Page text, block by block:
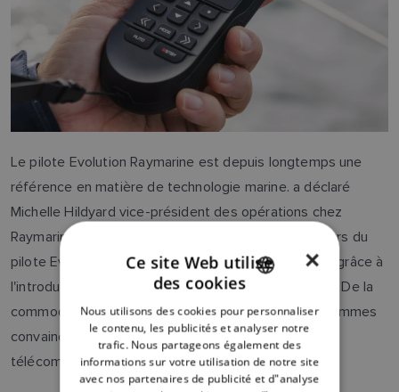
Le pilote Evolution Raymarine est depuis longtemps une
référence en matière de technologie marine. a déclaré
Michelle Hildyard vice-président des opérations chez
Raymarine. Nous sommes ravis d'offrir aux utilisateurs du
pilote Evolution une expérience de niveau supérieur grâce à
l'introduction de notre télécommande RCU-1 sans fil. De la
commodité accrue à la sécurité embarquée, nous sommes
convaincus que nos clients vont adorer cette
télécommande.
FRENCH
DANISH
ITALIAN
×
Ce site Web utilise
des cookies
Nous utilisons des cookies pour personnaliser
le contenu, les publicités et analyser notre
trafic. Nous partageons également des
informations sur votre utilisation de notre site
avec nos partenaires de publicité et d"analyse